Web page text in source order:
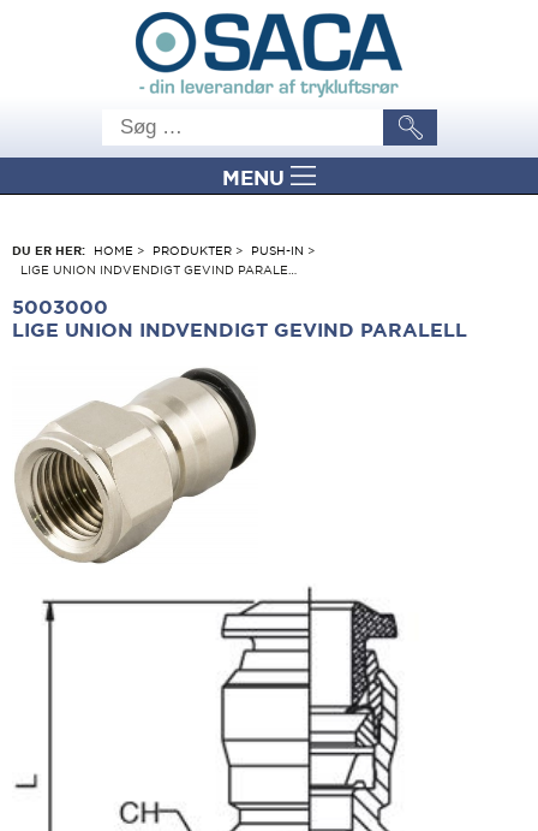
MENU
DU ER HER: HOME > PRODUKTER > PUSH-IN >
LIGE UNION INDVENDIGT GEVIND PARALE…
5003000
LIGE UNION INDVENDIGT GEVIND PARALELL